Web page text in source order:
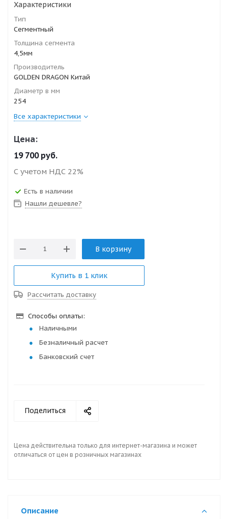
Характеристики
Тип
Сегментный
Толщина сегмента
4,5мм
Производитель
GOLDEN DRAGON Китай
Диаметр в мм
254
Все характеристики
Цена:
19 700руб.
С учетом НДС 22%
Есть в наличии
Нашли дешевле?
В корзину
Купить в 1 клик
Рассчитать доставку
Способы оплаты:
Наличными
Безналичный расчет
Банковский счет
Поделиться
Цена действительна только для интернет-магазина и может
отличаться от цен в розничных магазинах
Описание